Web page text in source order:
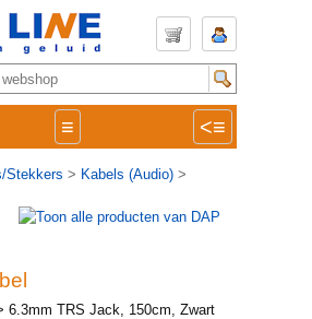
≡ <≡
Stekkers > Kabels (Audio) >
6.3mm TRS Jack, 150cm, Zwart